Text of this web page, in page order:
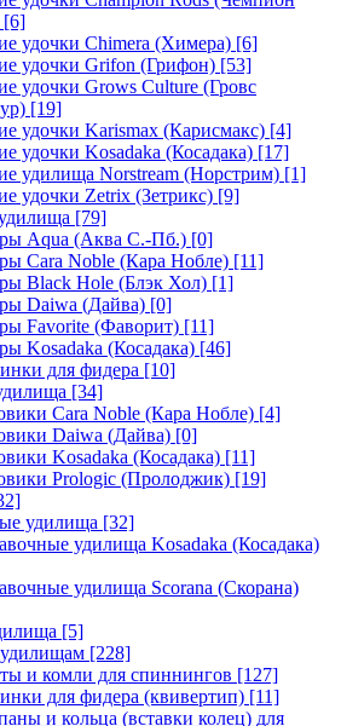
[6]
удочки Chimera (Химера) [6]
удочки Grifon (Грифон) [53]
удочки Grows Culture (Гровс
[19]
удочки Karismax (Карисмакс) [4]
удочки Kosadaka (Косадака) [17]
удилища Norstream (Норстрим) [1]
удочки Zetrix (Зетрикс) [9]
[79]
Aqua (Аква С.-Пб.) [0]
Cara Noble (Кара Нобле) [11]
Black Hole (Блэк Хол) [1]
Daiwa (Дайва) [0]
Favorite (Фаворит) [11]
Kosadaka (Косадака) [46]
для фидера [10]
[34]
Cara Noble (Кара Нобле) [4]
Daiwa (Дайва) [0]
Kosadaka (Косадака) [11]
Prologic (Пролоджик) [19]
удилища [32]
удилища Kosadaka (Косадака)
удилища Scorana (Скорана)
[5]
удилищам [228]
и комли для спиннингов [127]
для фидера (квивертип) [11]
и кольца (вставки колец) для